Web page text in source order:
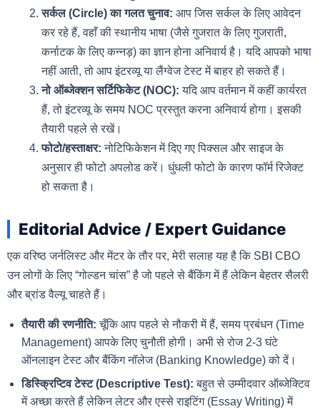
सर्कल (Circle) का गलत चुनाव: आप जिस सर्कल के लिए आवेदन
कर रहे हैं, वहाँ की स्थानीय भाषा (जैसे गुजरात के लिए गुजराती,
कर्नाटक के लिए कन्नड़) का ज्ञान होना अनिवार्य है। यदि आपको भाषा
नहीं आती, तो आप इंटरव्यू या लैंग्वेज टेस्ट में बाहर हो सकते हैं।
नो ऑब्जेक्शन सर्टिफिकेट (NOC): यदि आप वर्तमान में कहीं कार्यरत
हैं, तो इंटरव्यू के समय NOC प्रस्तुत करना अनिवार्य होगा। इसकी
तैयारी पहले से रखें।
फोटो/हस्ताक्षर: नोटिफिकेशन में दिए गए पिक्सल और साइज के
अनुसार ही फोटो अपलोड करें। धुंधली फोटो के कारण फॉर्म रिजेक्ट
हो सकता है।
Editorial Advice / Expert Guidance
एक वरिष्ठ जर्नलिस्ट और मेंटर के तौर पर, मेरी सलाह यह है कि SBI CBO
उन लोगों के लिए “गोल्डन चांस” है जो पहले से बैंकिंग में हैं लेकिन बेहतर सैलरी
और ब्रांड वैल्यू चाहते हैं।
तैयारी की रणनीति: चूँकि आप पहले से नौकरी में हैं, समय प्रबंधन (Time
Management) आपके लिए चुनौती होगी। अभी से रोज 2-3 घंटे
ऑनलाइन टेस्ट और बैंकिंग नॉलेज (Banking Knowledge) को दें।
डिस्क्रिप्टिव टेस्ट (Descriptive Test): बहुत से उम्मीदवार ऑब्जेक्टिव
में अच्छा करते हैं लेकिन लेटर और एस्से राइटिंग (Essay Writing) में